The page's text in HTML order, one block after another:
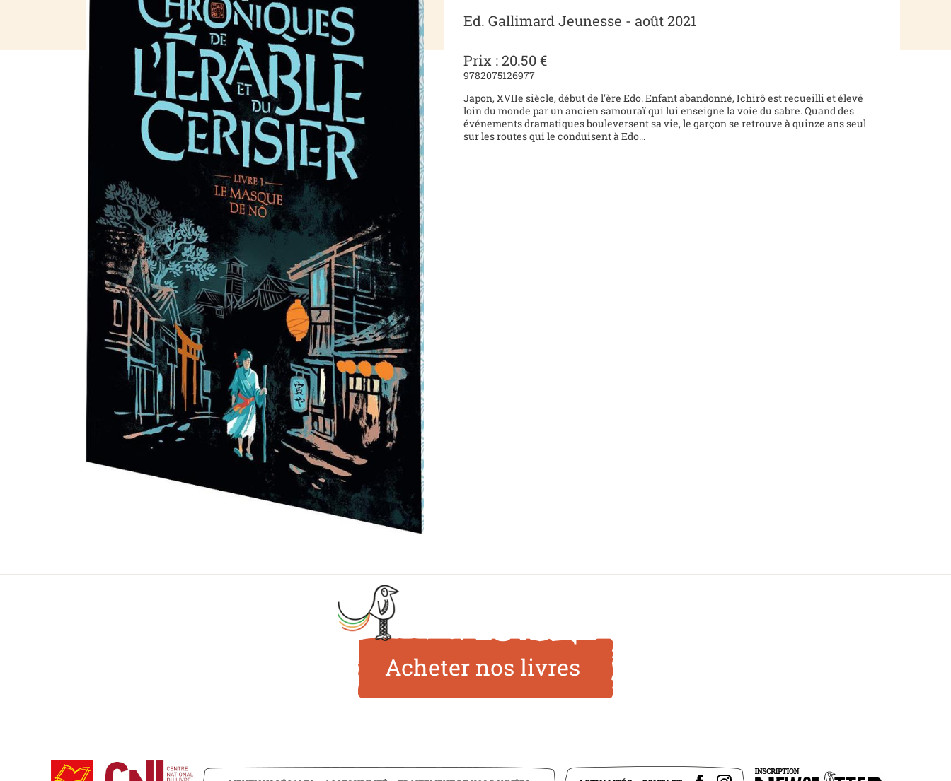
Ed. Gallimard Jeunesse - août 2021
Prix : 20.50 €
9782075126977
Japon, XVIIe siècle, début de l'ère Edo. Enfant abandonné, Ichirô est recueilli et élevé
loin du monde par un ancien samouraï qui lui enseigne la voie du sabre. Quand des
événements dramatiques bouleversent sa vie, le garçon se retrouve à quinze ans seul
sur les routes qui le conduisent à Edo...
Acheter nos livres